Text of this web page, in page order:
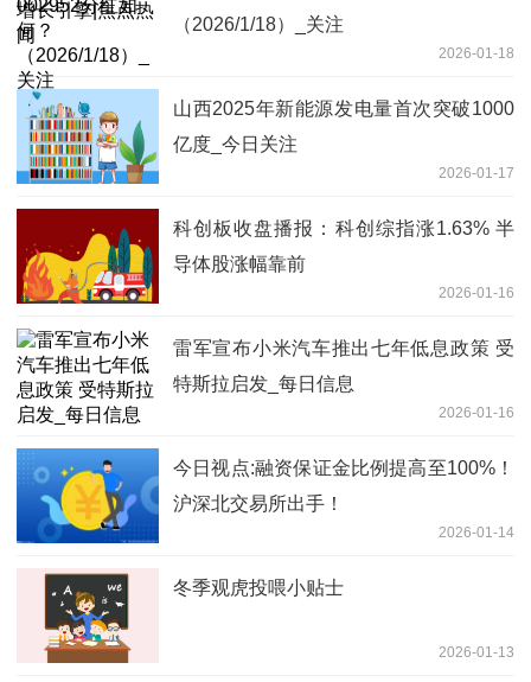
（2026/1/18）_关注
2026-01-18
山西2025年新能源发电量首次突破1000
亿度_今日关注
2026-01-17
科创板收盘播报：科创综指涨1.63% 半
导体股涨幅靠前
2026-01-16
雷军宣布小米汽车推出七年低息政策 受
特斯拉启发_每日信息
2026-01-16
今日视点:融资保证金比例提高至100%！
沪深北交易所出手！
2026-01-14
冬季观虎投喂小贴士
2026-01-13